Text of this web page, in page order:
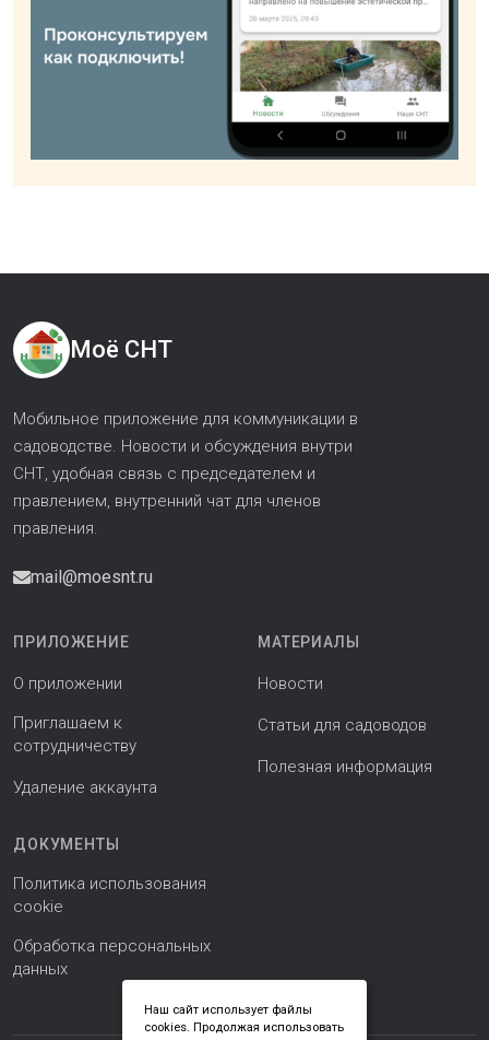
Моё СНТ
Мобильное приложение для коммуникации в
садоводстве. Новости и обсуждения внутри
СНТ, удобная связь с председателем и
правлением, внутренний чат для членов
правления.
mail@moesnt.ru
ПРИЛОЖЕНИЕ
О приложении
Приглашаем к
сотрудничеству
Удаление аккаунта
МАТЕРИАЛЫ
Новости
Статьи для садоводов
Полезная информация
ДОКУМЕНТЫ
Политика использования
cookie
Обработка персональных
данных
Наш сайт использует файлы
cookies. Продолжая использовать